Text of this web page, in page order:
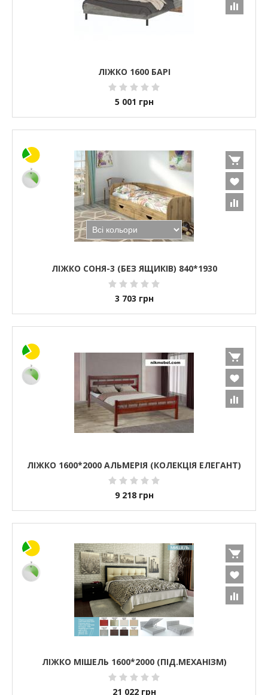
ЛІЖКО 1600 БАРІ
5 001 грн
ЛІЖКО СОНЯ-3 (БЕЗ ЯЩИКІВ) 840*1930
3 703 грн
ЛІЖКО 1600*2000 АЛЬМЕРІЯ (КОЛЕКЦІЯ ЕЛЕГАНТ)
9 218 грн
ЛІЖКО МІШЕЛЬ 1600*2000 (ПІД.МЕХАНІЗМ)
21 022 грн